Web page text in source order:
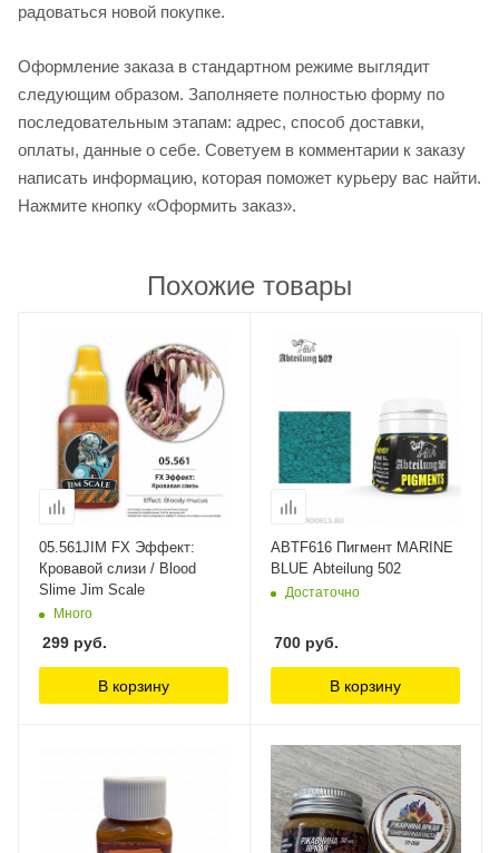
радоваться новой покупке.
Оформление заказа в стандартном режиме выглядит
следующим образом. Заполняете полностью форму по
последовательным этапам: адрес, способ доставки,
оплаты, данные о себе. Советуем в комментарии к заказу
написать информацию, которая поможет курьеру вас найти.
Нажмите кнопку «Оформить заказ».
Похожие товары
05.561JIM FX Эффект:
Кровавой слизи / Blood
Slime Jim Scale
Много
299 руб.
В корзину
ABTF616 Пигмент MARINE
BLUE Abteilung 502
Достаточно
700 руб.
В корзину